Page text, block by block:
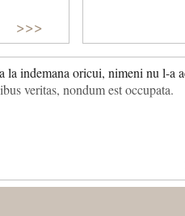
>>>
la indemana oricui, nimeni nu l-a
veritas, nondum est occupata.